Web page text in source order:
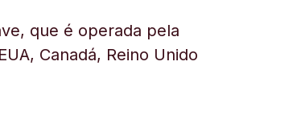
que é operada pela
Canadá, Reino Unido